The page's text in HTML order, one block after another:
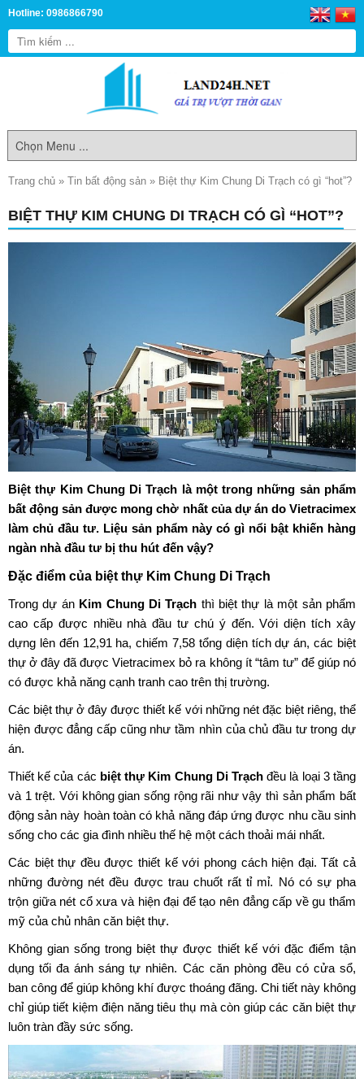
Hotline: 0986866790
Trang chủ » Tin bất động sản » Biệt thự Kim Chung Di Trạch có gì “hot”?
BIỆT THỰ KIM CHUNG DI TRẠCH CÓ GÌ “HOT”?
Biệt thự Kim Chung Di Trạch là một trong những sản phẩm
bất động sản được mong chờ nhất của dự án do Vietracimex
làm chủ đầu tư. Liệu sản phẩm này có gì nổi bật khiến hàng
ngàn nhà đầu tư bị thu hút đến vậy?
Đặc điểm của biệt thự Kim Chung Di Trạch
Trong dự án Kim Chung Di Trạch thì biệt thự là một sản phẩm
cao cấp được nhiều nhà đầu tư chú ý đến. Với diện tích xây
dựng lên đến 12,91 ha, chiếm 7,58 tổng diện tích dự án, các biệt
thự ở đây đã được Vietracimex bỏ ra không ít “tâm tư” để giúp nó
có được khả năng cạnh tranh cao trên thị trường.
Các biệt thự ở đây được thiết kế với những nét đặc biệt riêng, thể
hiện được đẳng cấp cũng như tầm nhìn của chủ đầu tư trong dự
án.
Thiết kế của các biệt thự Kim Chung Di Trạchđều là loại 3 tầng
và 1 trệt. Với không gian sống rộng rãi như vậy thì sản phẩm bất
động sản này hoàn toàn có khả năng đáp ứng được nhu cầu sinh
sống cho các gia đình nhiều thế hệ một cách thoải mái nhất.
Các biệt thự đều được thiết kế với phong cách hiện đại. Tất cả
những đường nét đều được trau chuốt rất tỉ mỉ. Nó có sự pha
trộn giữa nét cổ xưa và hiện đại để tạo nên đẳng cấp về gu thẩm
mỹ của chủ nhân căn biệt thự.
Không gian sống trong biệt thự được thiết kế với đặc điểm tận
dụng tối đa ánh sáng tự nhiên. Các căn phòng đều có cửa sổ,
ban công để giúp không khí được thoáng đãng. Chi tiết này không
chỉ giúp tiết kiệm điện năng tiêu thụ mà còn giúp các căn biệt thự
luôn tràn đầy sức sống.